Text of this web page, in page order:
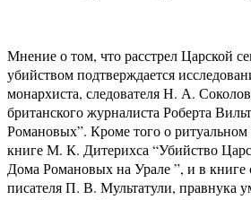
Мнение о том, что расстрел Царской
убийством подтверждается
монархиста, следователя Н. А.
британского журналиста Роберта
Романовых”. Кроме того о ритуальном
книге М. К. Дитерихса “Убийство
Дома Романовых на Урале ”, и в книге
писателя П. В. Мультатули, правнука